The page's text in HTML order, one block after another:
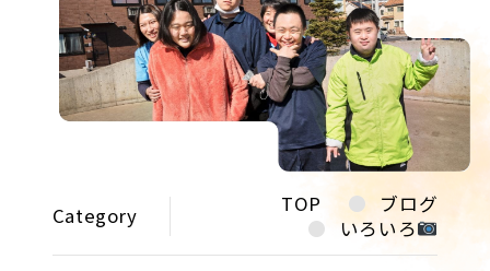
Category TOP
ブログ
いろいろ